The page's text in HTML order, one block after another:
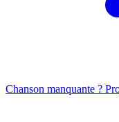
Chanson manquante ?